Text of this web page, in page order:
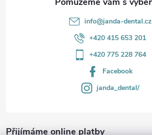
info@janda-dental.cz
+420 415 653 201
+420 775 228 764
Facebook
janda_dental/
Přijímáme online platby